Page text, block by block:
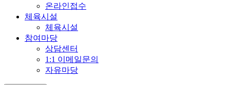
온라인접수
체육시설
체육시설
참여마당
상담센터
1:1 이메일문의
자유마당